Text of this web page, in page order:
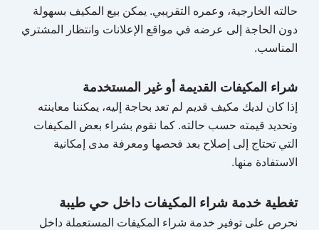
حالته الخارجية، وعمره التقريبي. يمكن بيع المكيف بسهولة
دون الحاجة إلى عرضه في مواقع الإعلانات وانتظار المشتري
المناسب.
شراء المكيفات القديمة أو غير المستخدمة
إذا كان لديك مكيف قديم لم تعد بحاجة إليه، يمكننا معاينته
وتحديد قيمته حسب حالته. كما نقوم بشراء بعض المكيفات
التي تحتاج إلى إصلاح بعد فحصها ومعرفة مدى إمكانية
الاستفادة منها.
تغطية خدمة شراء المكيفات داخل حي طيبة
نحرص على توفير خدمة شراء المكيفات المستعملة داخل